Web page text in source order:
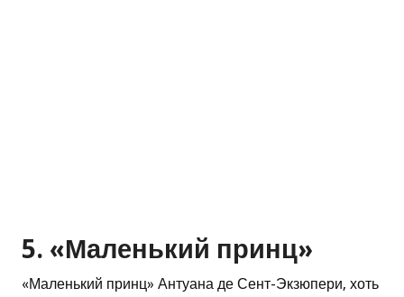
5. «Маленький принц»
«Маленький принц» Антуана де Сент-Экзюпери, хоть